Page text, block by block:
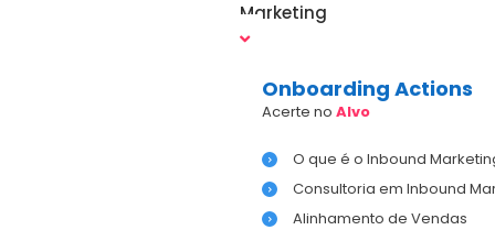
Marketing
Onboarding Actions
Acerte noAlvo
O que é o Inbound
Consultoria em Inbound
Alinhamento de Vendas